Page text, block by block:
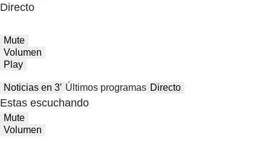
Directo
Mute
Volumen
Play
Noticias en 3′ Últimos programas Directo
Estas escuchando
Mute
Volumen